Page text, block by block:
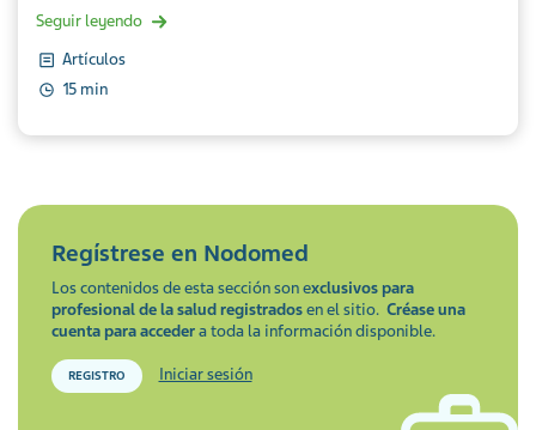
Seguir leyendo
Artículos
15 min
Regístrese en Nodomed
Los contenidos de esta sección son exclusivos para
profesional de la salud registradosen el sitio. Créase una
cuenta para accedera toda la información disponible.
REGISTRO Iniciar sesión